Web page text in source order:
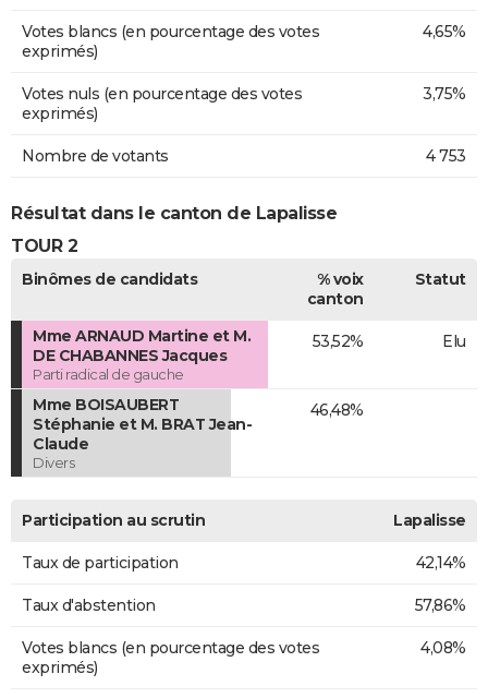
Votes blancs (en pourcentage des votes
exprimés)
4,65%
Votes nuls (en pourcentage des votes
exprimés)
3,75%
Nombre de votants 4 753
Résultat dans le canton de Lapalisse
TOUR 2
Binômes de candidats
% voix
canton
Statut
Mme ARNAUD Martine et M.
DE CHABANNES Jacques
Parti radical de gauche
53,52% Elu
Mme BOISAUBERT
Stéphanie et M. BRAT Jean-
Claude
Divers
46,48%
Participation au scrutin Lapalisse
Taux de participation 42,14%
Taux d'abstention 57,86%
Votes blancs (en pourcentage des votes
exprimés)
4,08%